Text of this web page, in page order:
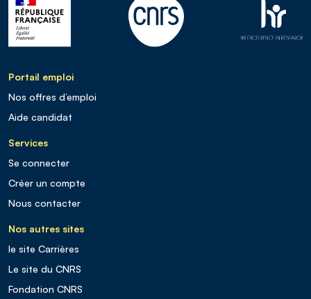
Portail emploi
Nos offres d’emploi
Aide candidat
Services
Se connecter
Créer un compte
Nous contacter
Nos autres sites
le site Carrières
Le site du CNRS
Fondation CNRS